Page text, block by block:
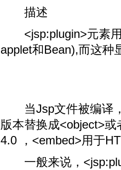
描述
<jsp:plugin>元素用
applet和Bean),而这种
当Jsp文件被编译，
版本替换成<object>
4.0 ，<embed>用于
一般来说，